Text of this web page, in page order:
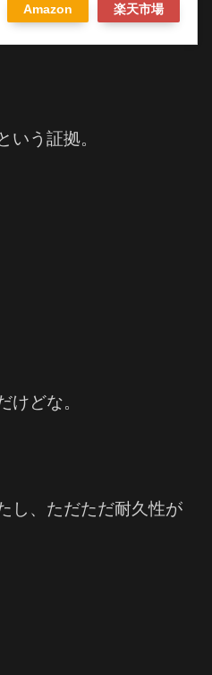
Amazon 楽天市場
いう証拠。
けどな。
し、ただただ耐久性が